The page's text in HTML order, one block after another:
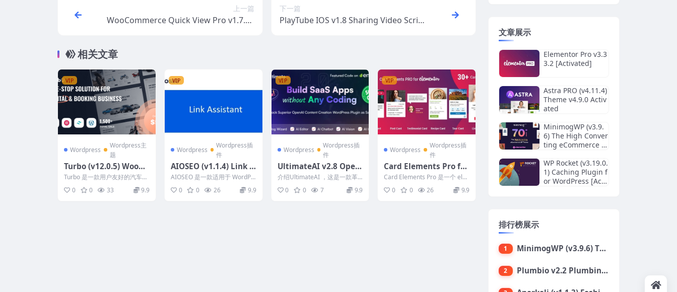
上一篇
WooCommerce Quick View Pro v1.7.13
下一篇
PlayTube IOS v1.8 Sharing Video Script
相关文章
VIP
Wordpress
Wordpress主
题
Turbo (v12.0.5) WooCo
mmerce Rental & Boo
king Theme
Turbo 是一款用户友好的汽车预
订 WordPress 主题，或者汽车
租赁 W...
0 0 33 9.9
VIP
Wordpress
Wordpress插
件
AIOSEO (v1.1.4) Link A
ssistant
AIOSEO 是一款适用于 WordPr
ess 网站的综合 SEO 插件，提
供一...
0 0 26 9.9
VIP
Wordpress
Wordpress插
件
UltimateAI v2.8 Open
AI Content Generatio
n WordPress App as S
aaS
介绍UltimateAI ，这是一款革
命性的 WordPress 插件，可将
内容...
0 0 7 9.9
VIP
Wordpress
Wordpress插
件
Card Elements Pro for
Elementor v1.1.2
Card Elements Pro 是一个 ele
mentor 插件，可通过多种...
0 0 26 9.9
文章展示
Elementor Pro v3.3
3.2 [Activated]
Astra PRO (v4.11.4)
Theme v4.9.0 Activ
ated
MinimogWP (v3.9.
6) The High Conver
ting eCommerce W
WP Rocket (v3.19.0.
1) Caching Plugin f
or WordPress [Acti
排行榜展示
1 MinimogWP (v3.9.6) The High Converting eCommerce WordPress Theme
2 Plumbio v2.2 Plumbing Services WordPress Theme